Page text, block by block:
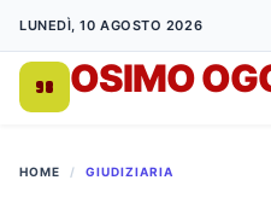
LUNEDÌ, 10 AGOSTO 2026
OSIMO
HOME / GIUDIZIARIA